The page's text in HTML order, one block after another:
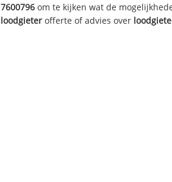
7600796 om te kijken wat de
loodgieter offerte of advies over